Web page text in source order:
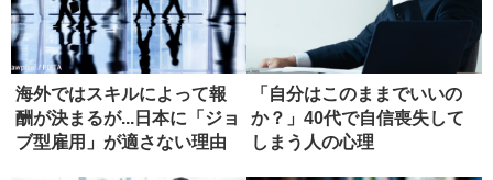
海外ではスキルによって報
酬が決まるが...日本に「ジョ
ブ型雇用」が適さない理由
「自分はこのままでいいの
か？」40代で自信喪失して
しまう人の心理